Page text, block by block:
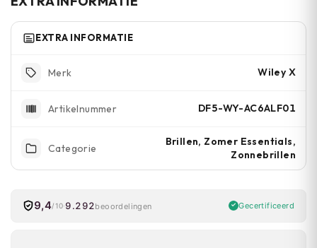
EXTRA INFORMATIE
Merk Wiley X
Artikelnummer DF5-WY-AC6ALF01
Categorie
Brillen, Zomer Essentials,
Zonnebrillen
9,4/10 9.292beoordelingen Gecertificeerd